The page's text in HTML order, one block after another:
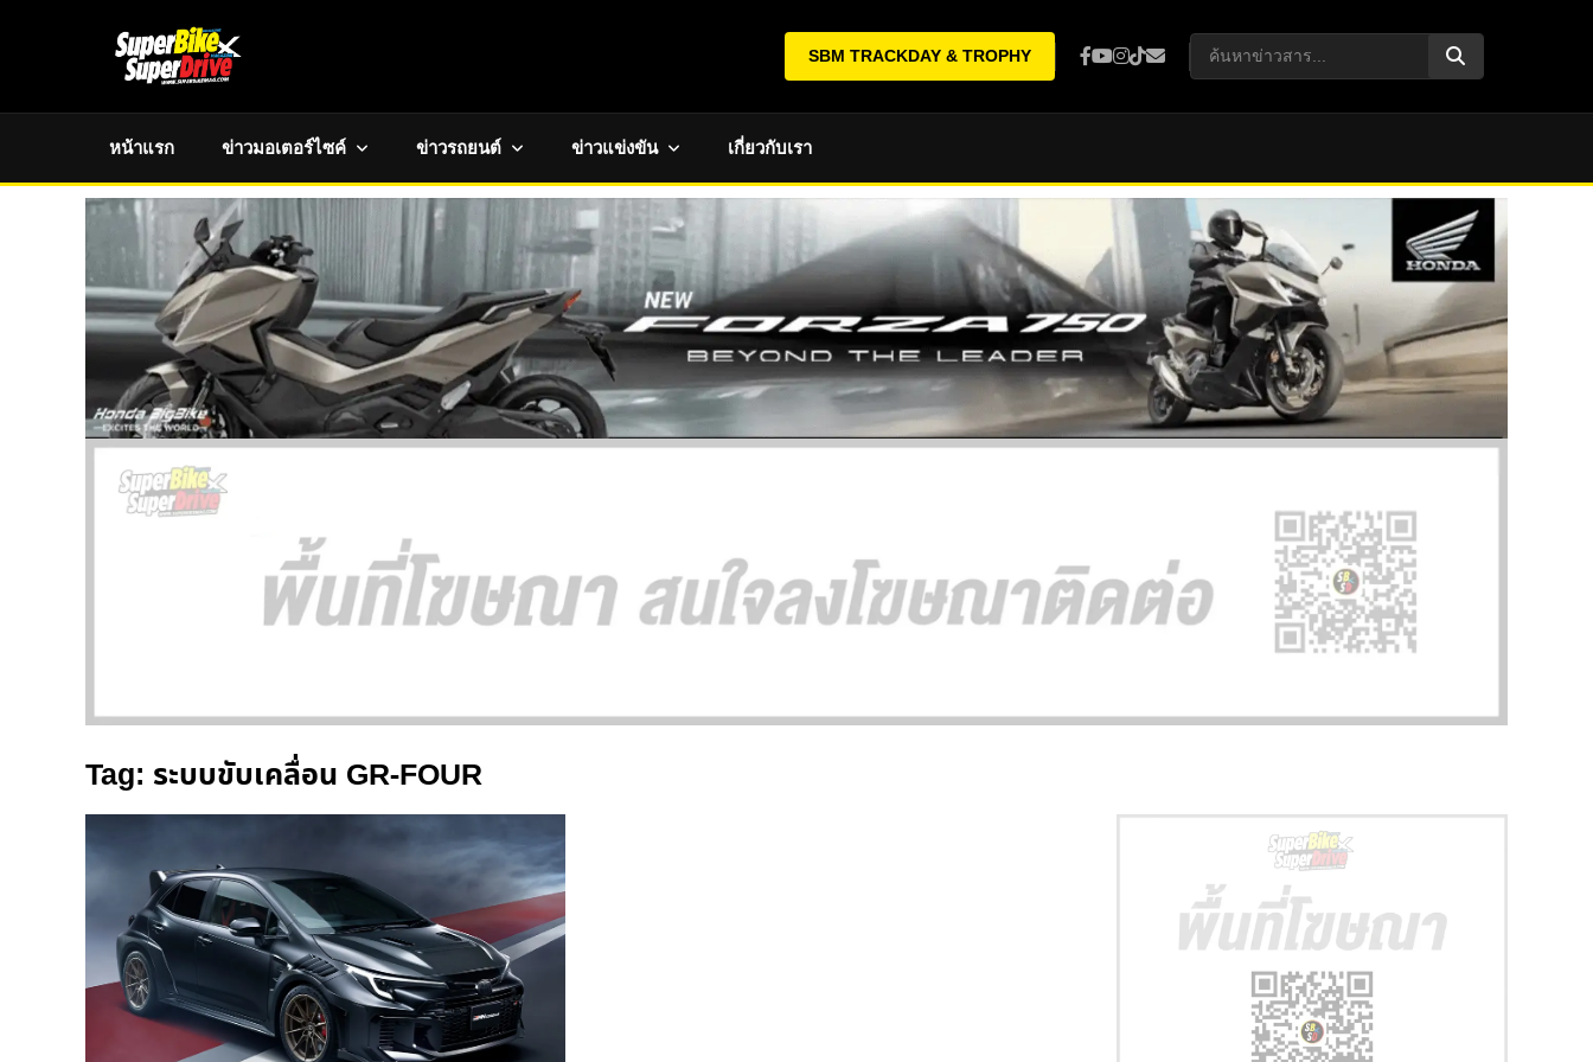
SBM TRACKDAY & TROPHY
หน้าแรก ข่าวมอเตอร์ไซค์ ข่าวรถยนต์ ข่าวแข่งขัน เกี่ยวกับเรา
Tag: ระบบขับเคลื่อน GR-FOUR